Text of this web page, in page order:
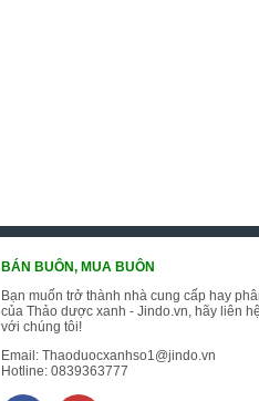
BÁN BUÔN, MUA BUÔN
Bạn muốn trở thành nhà cung cấp hay
của Thảo dược xanh - Jindo.vn, hãy liên
với chúng tôi!
Email:Thaoduocxanhso1@jindo.vn
Hotline:0839363777